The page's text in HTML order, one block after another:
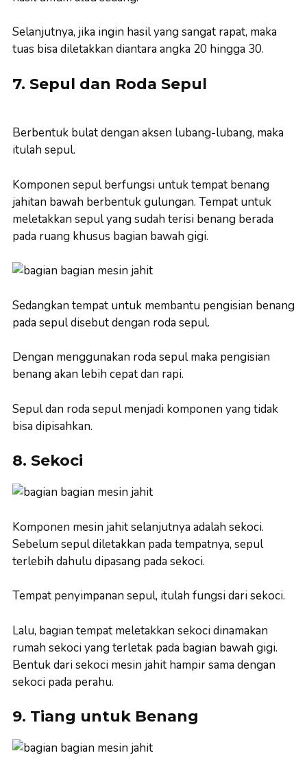
Selanjutnya, jika ingin hasil yang sangat rapat, maka
tuas bisa diletakkan diantara angka 20 hingga 30.
7. Sepul dan Roda Sepul
Berbentuk bulat dengan aksen lubang-lubang, maka
itulah sepul.
Komponen sepul berfungsi untuk tempat benang
jahitan bawah berbentuk gulungan. Tempat untuk
meletakkan sepul yang sudah terisi benang berada
pada ruang khusus bagian bawah gigi.
Sedangkan tempat untuk membantu pengisian benang
pada sepul disebut dengan roda sepul.
Dengan menggunakan roda sepul maka pengisian
benang akan lebih cepat dan rapi.
Sepul dan roda sepul menjadi komponen yang tidak
bisa dipisahkan.
8. Sekoci
Komponen mesin jahit selanjutnya adalah sekoci.
Sebelum sepul diletakkan pada tempatnya, sepul
terlebih dahulu dipasang pada sekoci.
Tempat penyimpanan sepul, itulah fungsi dari sekoci.
Lalu, bagian tempat meletakkan sekoci dinamakan
rumah sekoci yang terletak pada bagian bawah gigi.
Bentuk dari sekoci mesin jahit hampir sama dengan
sekoci pada perahu.
9. Tiang untuk Benang